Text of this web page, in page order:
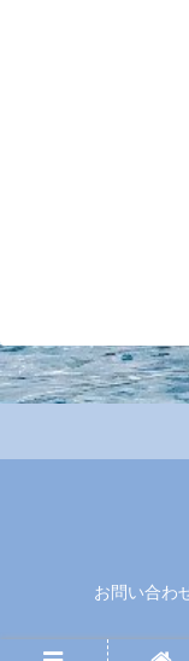
お問い合わ